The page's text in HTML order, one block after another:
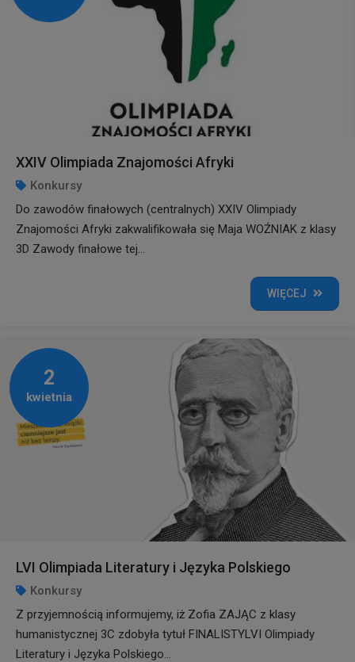
XXIV Olimpiada Znajomości Afryki
Konkursy
Do zawodów finałowych (centralnych) XXIV Olimpiady
Znajomości Afryki zakwalifikowała się Maja WOŹNIAK z klasy
3D Zawody finałowe tej...
WIĘCEJ
2
kwietnia
LVI Olimpiada Literatury i Języka Polskiego
Konkursy
Z przyjemnością informujemy, iż Zofia ZAJĄC z klasy
humanistycznej 3C zdobyła tytuł FINALISTYLVI Olimpiady
Literatury i Języka Polskiego...